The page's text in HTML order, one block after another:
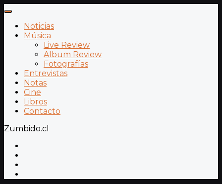
Noticias
Música
Live Review
Album Review
Fotografías
Entrevistas
Notas
Cine
Libros
Contacto
Zumbido.cl